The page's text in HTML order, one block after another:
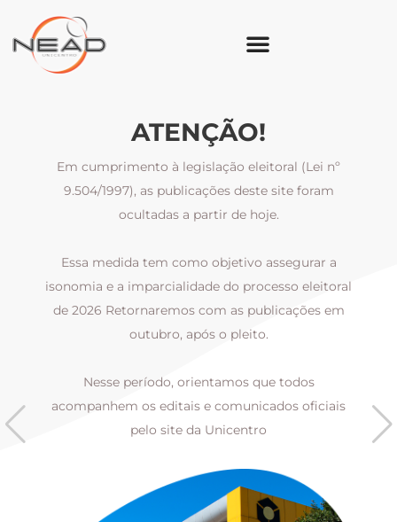
ATENÇÃO!
Em cumprimento à legislação eleitoral (Lei nº
9.504/1997), as publicações deste site foram
ocultadas a partir de hoje.
Essa medida tem como objetivo assegurar a
isonomia e a imparcialidade do processo eleitoral
de 2026 Retornaremos com as publicações em
outubro, após o pleito.
Nesse período, orientamos que todos
acompanhem os editais e comunicados oficiais
pelo site da Unicentro